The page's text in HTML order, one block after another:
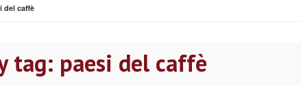
del caffè
tag: paesi del caffè